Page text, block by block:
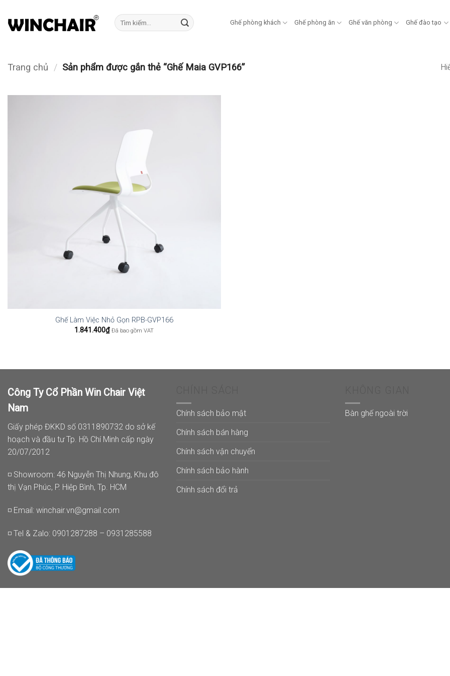
qua
Tìm
kiếm:
Ghế phòng khách Ghế phòng ăn Ghế văn phòng Ghế đào tạo
Trang chủ / Sản phẩm được gắn thẻ “Ghế Maia GVP166”
Ghế Làm Việc Nhỏ Gọn RPB-GVP166
1.841.400₫ Đã bao gồm VAT
Công Ty Cổ Phần Win Chair Việt
Nam
Giấy phép ĐKKD số 0311890732 do sở kế
hoạch và đầu tư Tp. Hồ Chí Minh cấp ngày
20/07/2012
◽ Showroom: 46 Nguyễn Thị Nhung, Khu đô
thị Vạn Phúc, P. Hiệp Bình, Tp. HCM
◽ Email: winchair.vn@gmail.com
◽ Tel & Zalo: 0901287288 – 0931285588
Chính sách bảo mật
Chính sách bán hàng
Chính sách vận chuyển
Chính sách bảo hành
Chính sách đổi trả
Bàn ghế ngoài trời